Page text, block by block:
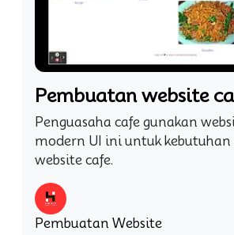
Pembuatan website
Penguasaha cafe gunakan
modern UI ini untuk
website cafe.
Pembuatan Website